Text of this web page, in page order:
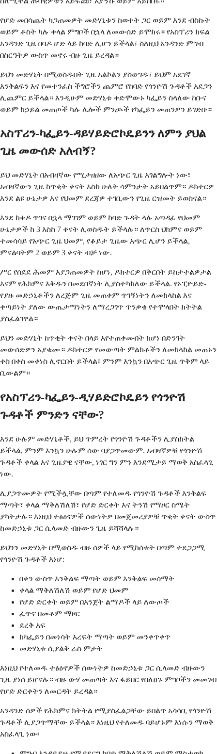
የሆድ መበሳጨት ካጋጠመዎት መድሃኒቱን ከወተት ጋር ወይም እንደ ብስኩት
ወይም ቶስት ካሉ ቀላል ምግቦች በኋላ ለመውሰድ ይሞክሩ። የአስፕሪን ክፍል
አንዳንድ ጊዜ በባዶ ሆድ ላይ ከባድ ሊሆን ይችላል፣ ስለዚህ አንዳንድ ምግብ
በስርዓትዎ ውስጥ መኖሩ ብዙ ጊዜ ይረዳል።
ይህን መድሃኒት በሚወስዱበት ጊዜ አልኮልን ያስወግዱ፣ ይህም አደገኛ
እንቅልፍን እና የመተንፈስ ችግሮችን ጨምሮ የከባድ የጎንዮሽ ጉዳቶች አደጋን
ሊጨምር ይችላል። እንዲሁም መድሃኒቱ ቀድሞውኑ ካፌይን ስላለው ከቡና
ወይም ከኃይል መጠጦች ካሉ ሌሎች ምንጮች የካፌይን መጠንዎን ይገድቡ።
አስፕሪን-ካፌይን-ዳይሃይድሮኮዴይንን ለምን ያህል
ጊዜ መውሰድ አለብኝ?
ይህ መድሃኒት በአብዛኛው የሚታዘዘው ለአጭር ጊዜ አገልግሎት ነው፣
አብዛኛውን ጊዜ ከጥቂት ቀናት እስከ ሁለት ሳምንታት አይበልጥም። ዶክተርዎ
እንደ ልዩ ሁኔታዎ እና የህመም ደረጃዎ ተገቢውን የጊዜ ርዝመት ይወስናል።
እንደ ከቀዶ ጥገና በኋላ ማገገም ወይም ከባድ ጉዳት ላሉ አጣዳፊ የህመም
ሁኔታዎች ከ 3 እስከ 7 ቀናት ሊወስዱት ይችላሉ። ለጥርስ ህክምና ወይም
ተመሳሳይ የአጭር ጊዜ ህመም, የቆይታ ጊዜው አጭር ሊሆን ይችላል,
ምናልባትም 2 ወይም 3 ቀናት ብቻ ነው.
ሥር የሰደደ ሕመም እያጋጠመዎት ከሆነ, ዶክተርዎ በቅርበት ይከታተልዎታል
እናም የሕክምና እቅዱን በመደበኛነት ሊያስተካክለው ይችላል. የኦፒዮይድ-
የያዙ መድኃኒቶችን ለረጅም ጊዜ መጠቀም ጥገኝነትን ለመከላከል እና
ቀጣይነት ያለው ውጤታማነትን ለማረጋገጥ ጥንቃቄ የተሞላበት ክትትል
ያስፈልገዋል።
ይህን መድሃኒት ከጥቂት ቀናት በላይ እየተጠቀሙበት ከሆነ በድንገት
መውሰድዎን አያቁሙ። ዶክተርዎ የመውጣት ምልክቶችን ለመከላከል መጠኑን
ቀስ በቀስ መቀነስ ሊኖርበት ይችላል፣ ምንም እንኳን በአጭር ጊዜ ጥቅም ላይ
ቢውልም።
የአስፕሪን-ካፌይን-ዲሃይድሮኮዴይን የጎንዮሽ
ጉዳቶች ምንድን ናቸው?
እንደ ሁሉም መድሃኒቶች, ይህ ጥምረት የጎንዮሽ ጉዳቶችን ሊያስከትል
ይችላል, ምንም እንኳን ሁሉም ሰው ባያጋጥመውም. አብዛኛዎቹ የጎንዮሽ
ጉዳቶች ቀላል እና ጊዜያዊ ናቸው, ነገር ግን ምን እንደሚታይ ማወቅ አስፈላጊ
ነው.
ሊያጋጥሙዎት የሚችሏቸው በጣም የተለመዱ የጎንዮሽ ጉዳቶች እንቅልፍ
ማጣት፣ ቀላል ማቅለሽለሽ፣ የሆድ ድርቀት እና ትንሽ የማዞር ስሜት
ያካትታሉ። እነዚህ ተፅዕኖዎች ሰውነትዎ በመጀመሪያዎቹ ጥቂት ቀናት ውስጥ
ከመድኃኒቱ ጋር ሲላመድ ብዙውን ጊዜ ይሻሻላሉ።
ይህንን መድሃኒት በሚወስዱ ብዙ ሰዎች ላይ የሚከሰቱት በጣም ተደጋጋሚ
የጎንዮሽ ጉዳቶች እነሆ:
በቀን ውስጥ እንቅልፍ ማጣት ወይም እንቅልፍ መሰማት
ቀላል ማቅለሽለሽ ወይም የሆድ ህመም
የሆድ ድርቀት ወይም በአንጀት ልማዶች ላይ ለውጦች
ፈጥኖ በመቆም ማዞር
ደረቅ አፍ
ከካፌይን በመነሳት እረፍት ማጣት ወይም መንቀጥቀጥ
መድሃኒቱ ሲያልቅ ራስ ምታት
እነዚህ የተለመዱ ተፅዕኖዎች ሰውነትዎ ከመድኃኒቱ ጋር ሲላመድ ብዙውን
ጊዜ ያነሰ ይሆናሉ። ብዙ ውሃ መጠጣት እና ፋይበር የበለፀጉ ምግቦችን መመገብ
የሆድ ድርቀትን ለመርዳት ይረዳል።
አንዳንድ ሰዎች የሕክምና ክትትል የሚያስፈልጋቸው ይበልጥ አሳሳቢ የጎንዮሽ
ጉዳቶች ሊያጋጥማቸው ይችላል። እነዚህ የተለመዱ ባይሆኑም እነሱን ማወቅ
አስፈላጊ ነው፡